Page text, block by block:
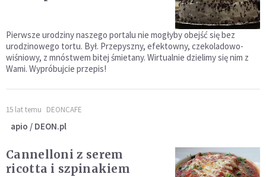
Pierwsze urodziny naszego portalu nie mogłyby obejść się bez
urodzinowego tortu. Był. Przepyszny, efektowny, czekoladowo-
wiśniowy, z mnóstwem bitej śmietany. Wirtualnie dzielimy się nim z
Wami. Wypróbujcie przepis!
15 lat temu DEONCAFE
apio / DEON.pl
Cannelloni z serem
ricotta i szpinakiem